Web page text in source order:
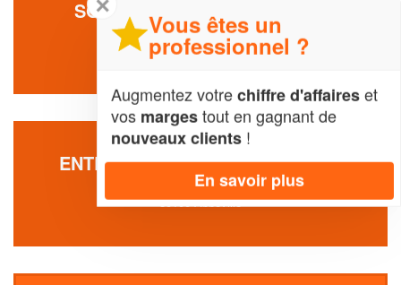
SOCIÉTÉ LHERMITTE JULIEN
2 Rue Roger Agache
80100 Abbeville
ENTREPRISE TERNISIEN CEDRIC
9002 Rue De Mautort
80100 Abbeville
Vous êtes un
professionnel ?
Augmentez votrechiffre d'affaireset
vos margestout en gagnant de
nouveaux clients !
En savoir plus